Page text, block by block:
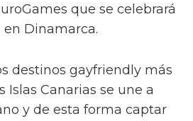
que se celebrará
en Dinamarca.
destinos gayfriendly más
Islas Canarias se une a
y de esta forma captar